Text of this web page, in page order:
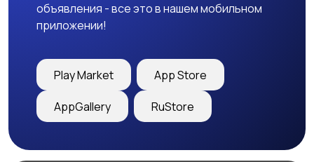
объявления - все это в нашем мобильном
приложении!
Play Market App Store
AppGallery RuStore